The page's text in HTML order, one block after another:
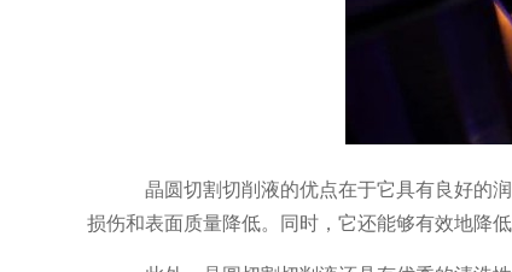
晶圆切割切削液的优点在于它具有良好的
损伤和表面质量降低。同时，它还能够有效地降